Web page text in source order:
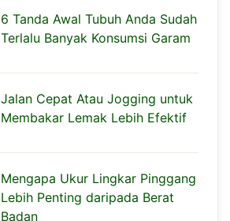
6 Tanda Awal Tubuh Anda Sudah
Terlalu Banyak Konsumsi Garam
Jalan Cepat Atau Jogging untuk
Membakar Lemak Lebih Efektif
Mengapa Ukur Lingkar Pinggang
Lebih Penting daripada Berat
Badan